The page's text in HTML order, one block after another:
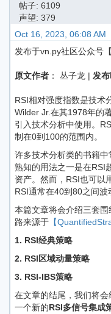
帖子: 6109
声望: 379
Oct 16, 2023, 06:08 AM
发布于vn.py社区公众号
原文作者 ： 丛子龙 | 发布
RSI相对强度指数是技术
Wilder Jr.在其1978年的
引入技术分析中使用。
制在0到100的范围内。
许多技术分析类的书籍
熟知的用法之一是在RSI
资产。然而，RSI也可以
RSI通常在40到80之间波
本篇文章将会介绍三套
路来源于 【
1. RSI经典策略
2. RSI区域动量策略
3. RSI-IBS策略
在文章的结尾，我们将
一个新的RSI多信号集成